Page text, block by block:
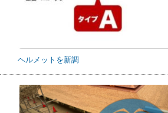
ヘルメットを新調